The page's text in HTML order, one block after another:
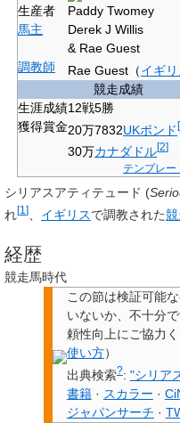
生産者
Paddy Twomey
馬主
Derek J Willis
& Rae Guest
調教師
Rae Guest（イギリ
競走成績
生涯成績12戦5勝
獲得賞金20万7832UKポンド[
30万カナダドル[2]
テンプレー
シリアスアティテュード (
れ[1 ] イギリスで調教された
経歴
競走馬時代
この節は検証可能
いないか、不十分で
頼性向上にご協力く
使い方）
出典検索?: "シリア
書籍 · スカラー ·
ジャパンサーチ ·